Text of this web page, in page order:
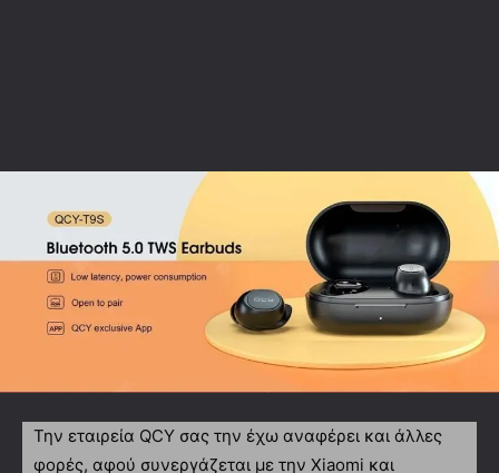
Την εταιρεία QCY σας την έχω αναφέρει και άλλες
φορές, αφού συνεργάζεται με την Xiaomi και